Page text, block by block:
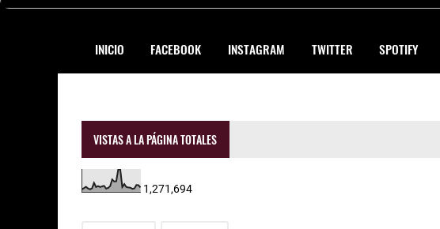
INICIO FACEBOOK INSTAGRAM TWITTER SPOTIFY
VISTAS A LA PÁGINA TOTALES
1,271,694